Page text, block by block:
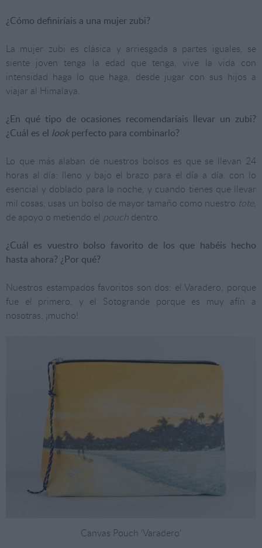
¿Cómo definiríais a una mujer zubi?
La mujer zubi es clásica y arriesgada a partes iguales, se
siente joven tenga la edad que tenga, vive la vida con
intensidad haga lo que haga, desde jugar con sus hijos a
viajar al Himalaya.
¿En qué tipo de ocasiones recomendaríais llevar un zubi?
¿Cuál es el lookperfecto para combinarlo?
Lo que más alaban de nuestros bolsos es que se llevan 24
horas al día: lleno y bajo el brazo para el día a día, con lo
esencial y doblado para la noche, y cuando tienes que llevar
mil cosas, usas un bolso de mayor tamaño como nuestro tote,
de apoyo o metiendo el pouch dentro.
¿Cuál es vuestro bolso favorito de los que habéis hecho
hasta ahora? ¿Por qué?
Nuestros estampados favoritos son dos: el Varadero, porque
fue el primero, y el Sotogrande porque es muy afín a
nosotras, ¡mucho!
Canvas Pouch ‘Varadero’